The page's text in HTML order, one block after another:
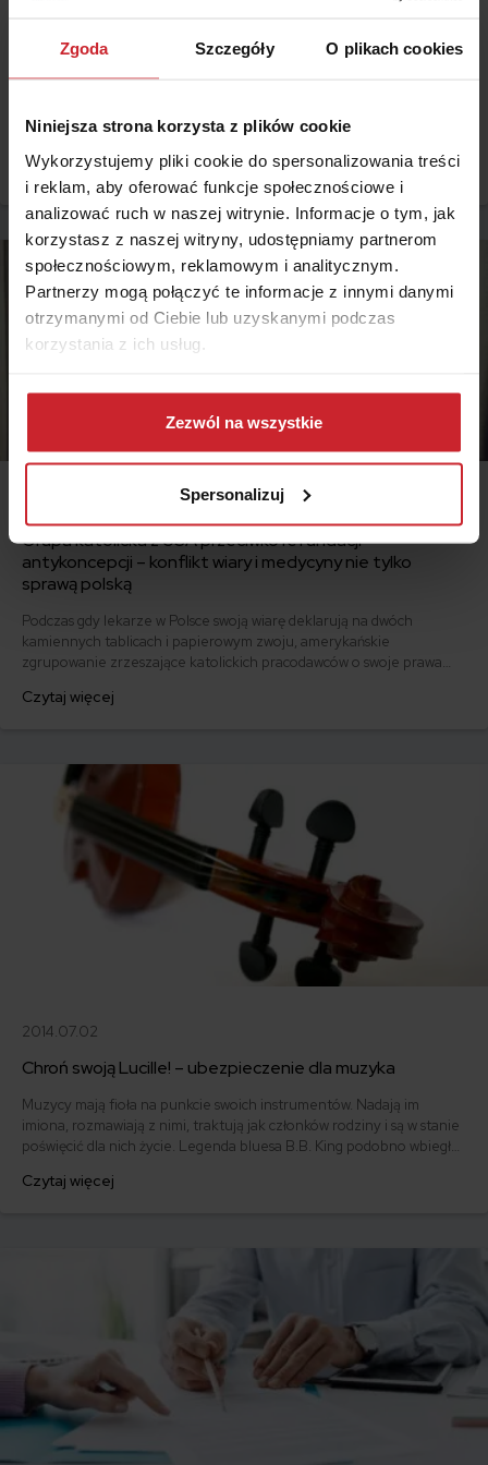
Zgoda Szczegóły O plikach cookies
Niniejsza strona korzysta z plików cookie
Wykorzystujemy pliki cookie do spersonalizowania treści
i reklam, aby oferować funkcje społecznościowe i
analizować ruch w naszej witrynie. Informacje o tym, jak
korzystasz z naszej witryny, udostępniamy partnerom
społecznościowym, reklamowym i analitycznym.
Partnerzy mogą połączyć te informacje z innymi danymi
otrzymanymi od Ciebie lub uzyskanymi podczas
korzystania z ich usług.
Dowiedz się więcej na temat tego, kim jesteśmy, jak
można się z nami skontaktować i w jaki sposób
przetwarzamy dane osobowe w ramachPolityki
Zezwól na wszystkie
Spersonalizuj
Sztuczna inteligencja będzie prowadzić Twoje auto
joystick, ten nie wie co to dzieciństwo. Najpierw szczytem marzeń był
Fiat 125p z krótką linką i pilotem ograniczonym do dwóch przycisków,
potem wymagania rosły wraz z rozwojem zabawek, a w końcu środek
transportu bez kierowcy stał się nie tylko gadżetem, ale wizją
przyszłości komunikacji.
Czytaj więcej
Grupa katolicka z USA przeciwko refundacji
antykoncepcji – konflikt wiary i medycyny nie tylko
sprawą polską
Podczas gdy lekarze w Polsce swoją wiarę deklarują na dwóch
kamiennych tablicach i papierowym zwoju, amerykańskie
zgrupowanie zrzeszające katolickich pracodawców o swoje prawa
Czytaj więcej
2014.07.02
Chroń swoją Lucille! – ubezpieczenie dla muzyka
Muzycy mają fioła na punkcie swoich instrumentów. Nadają im
imiona, rozmawiają z nimi, traktują jak członków rodziny i są w stanie
poświęcić dla nich życie. Legenda bluesa B.B. King podobno wbiegł
Gibson, której później nadał imię Lucille – na cześć kobiety, o którą
Czytaj więcej